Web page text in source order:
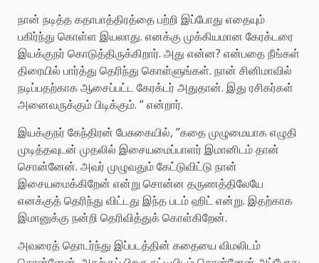
நான் நடித்த கதாபாத்திரத்தை பற்றி இப்போது எதையும்
பகிர்ந்து கொள்ள இயலாது. எனக்கு முக்கியமான கேரக்டரை
இயக்குநர் கொடுத்திருக்கிறார். அது என்ன? என்பதை நீங்கள்
திரையில் பார்த்து தெரிந்து கொள்ளுங்கள். நான் சினிமாவில்
நடிப்பதற்காக ஆசைப்பட்ட கேரக்டர் அதுதான். இது ரசிகர்கள்
அனைவருக்கும் பிடிக்கும். ” என்றார்.
இயக்குநர் கேந்திரன் பேசுகையில், ”கதை முழுமையாக எழுதி
முடித்தவுடன் முதலில் இசையமைப்பாளர் இமானிடம் தான்
சொன்னேன். அவர் முழுவதும் கேட்டுவிட்டு நான்
இசையமைக்கிறேன் என்று சொன்ன தருணத்திலேயே
எனக்குத் தெரிந்து விட்டது இந்த படம் ஹிட் என்று. இதற்காக
இமானுக்கு நன்றி தெரிவித்துக் கொள்கிறேன்.
அவரைத் தொடர்ந்து இப்படத்தின் கதையை விமலிடம்